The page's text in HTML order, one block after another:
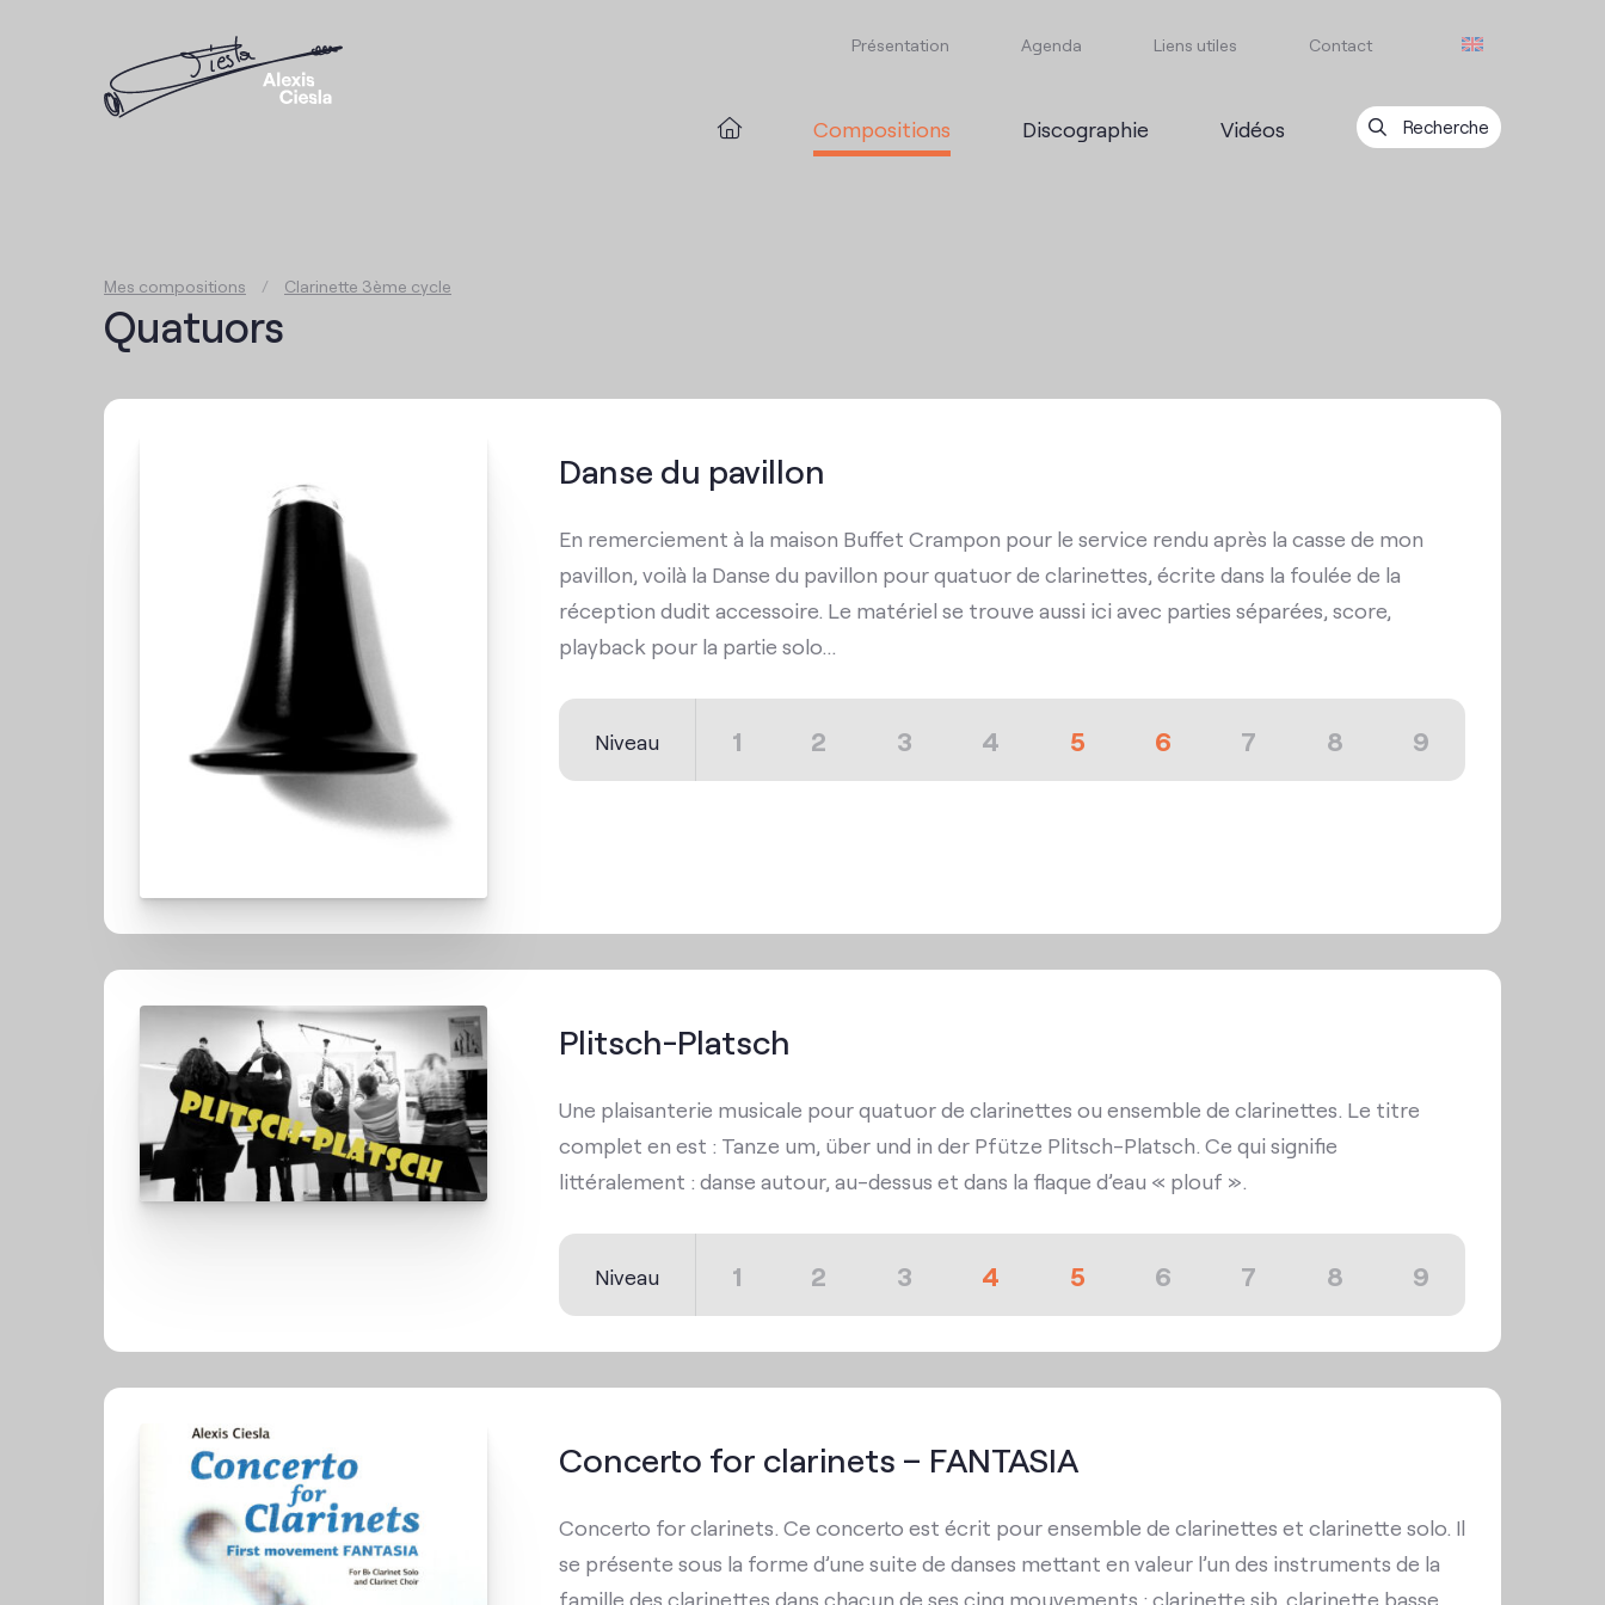
Présentation Agenda Liens utiles Contact
Compositions Discographie Vidéos Recherche
Quatuors
Mes compositions / Clarinette 3ème cycle
Danse du pavillon
En remerciement à la maison Buffet Crampon pour le service rendu après la casse de mon
pavillon, voilà la Danse du pavillon pour quatuor de clarinettes, écrite dans la foulée de la
réception dudit accessoire. Le matériel se trouve aussi ici avec parties séparées, score,
playback pour la partie solo...
Niveau 1 2 3 4 5 6 7 8 9
Plitsch-Platsch
Une plaisanterie musicale pour quatuor de clarinettes ou ensemble de clarinettes. Le titre
complet en est : Tanze um, über und in der Pfütze Plitsch-Platsch. Ce qui signifie
littéralement : danse autour, au-dessus et dans la flaque d’eau « plouf ».
Niveau 1 2 3 4 5 6 7 8 9
Concerto for clarinets – FANTASIA
Concerto for clarinets. Ce concerto est écrit pour ensemble de clarinettes et clarinette solo. Il
se présente sous la forme d’une suite de danses mettant en valeur l’un des instruments de la
famille des clarinettes dans chacun de ses cinq mouvements : clarinette sib, clarinette basse,